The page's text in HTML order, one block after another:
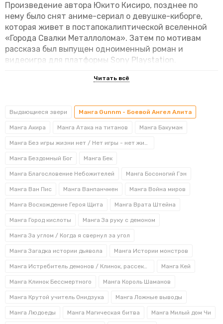
Произведение автора Юкито Кисиро, позднее по
нему было снят аниме-сериал о девушке-киборге,
которая живет в постапокалиптической вселенной
«Города Свалки Металлолома». Затем по мотивам
рассказа был выпущен одноименный роман и
видеоигра для платформы Sony Playstation.
Действия произведения происходят в
развитая раса – Тифареанцы. А поверхность земли
является местом обитания отбросов общества –
вынужденных проживать в развалинах, на свалках…
Среди людей глобально царит преступность и
как ученый, который живет на поверхности, находит
в мусоре хорошо сохранившуюся голову девушки-
не погиб.
новое тело и имя, она почти все забыла из прошлого,
но некоторые умения у киборга сохранились. В
начинает охотиться за головами находящихся в
розыске преступников.
Выдающиеся звери Манга Gunnm - Боевой Ангел Алита
Манга Акира Манга Атака на титанов Манга Бакуман
Манга Без игры жизни нет / Нет игры - нет жизни
Манга Бездомный Бог Манга Бек
Манга Благословение Небожителей Манга Босоногий Гэн
Манга Ван Пис Манга Ванпанчмен Манга Война миров
Манга Восхождение Героя Щита Манга Врата Штейна
Манга Город кислоты Манга За руку с демоном
Манга За углом / Когда я свернул за угол
Манга Загадка истории дьявола Манга Истории монстров
Манга Истребитель демонов / Клинок, рассекающий демонов Манга Кей
Манга Клинок Бессмертного Манга Король Шаманов
Манга Крутой учитель Онидзука Манга Ложные выводы
Манга Людоеды Манга Магическая битва Манга Милый дом Чи